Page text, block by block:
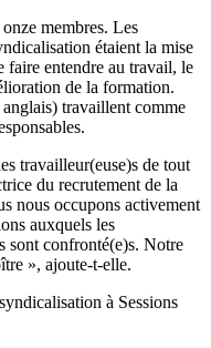
membres. Les
étaient la mise
faire entendre au travail, le
de la formation.
anglais) travaillent comme
travailleur(euse)s de tout
du recrutement de la
nous occupons activement
auxquels les
sont confronté(e)s. Notre
», ajoute-t-elle.
à Sessions